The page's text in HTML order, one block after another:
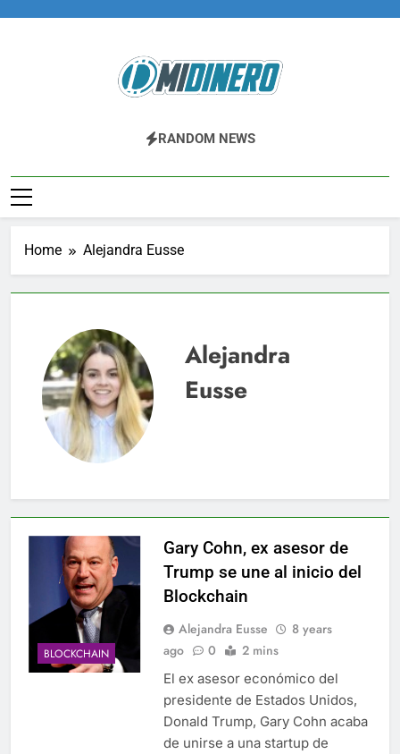
Midinero.co
Fintech, Criptomonedas
RANDOM NEWS
Home Alejandra Eusse
Alejandra
Eusse
BLOCKCHAIN
Gary Cohn, ex asesor de
Trump se une al inicio del
Blockchain
Alejandra Eusse
8 years
ago
0 2 mins
El ex asesor económico del
presidente de Estados Unidos,
Donald Trump, Gary Cohn acaba
de unirse a una startup de